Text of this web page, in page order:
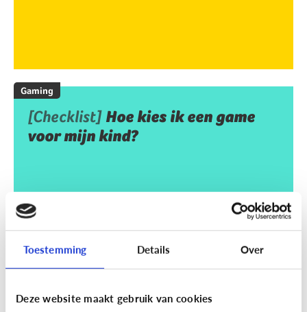
Toestemming Details Over
Deze website maakt gebruik van cookies
Gaming
[Checklist] Hoe kies ik een game
voor mijn kind?